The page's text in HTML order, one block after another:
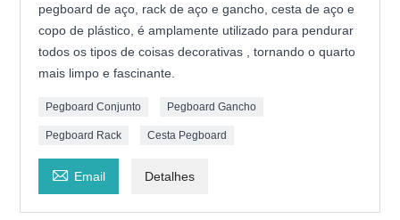
pegboard de aço, rack de aço e gancho, cesta de aço e
copo de plástico, é amplamente utilizado para pendurar
todos os tipos de coisas decorativas , tornando o quarto
mais limpo e fascinante.
Pegboard Conjunto Pegboard Gancho
Pegboard Rack Cesta Pegboard
 Email Detalhes